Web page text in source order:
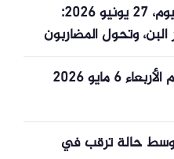
أسعار السلع الزراعية اليوم، 27 يونيو 2026:
وتحول المضاربون
ترامب يهدد
بفرض تعريفات جمركية بنسبة 100% على
سعر الريال القطرى اليوم الأربعاء 6 مايو 2026
وسط حالة ترقب في